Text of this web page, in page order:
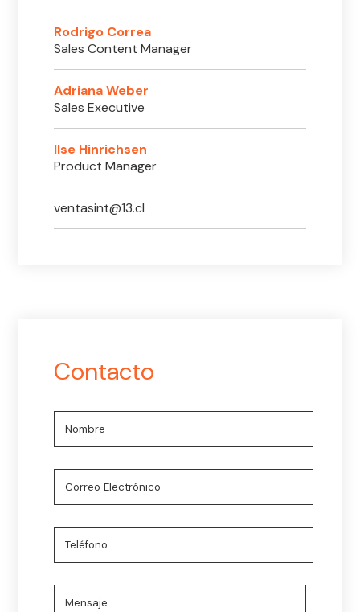
Rodrigo Correa
Sales Content Manager
Adriana Weber
Sales Executive
Ilse Hinrichsen
Product Manager
ventasint@13.cl
Contacto